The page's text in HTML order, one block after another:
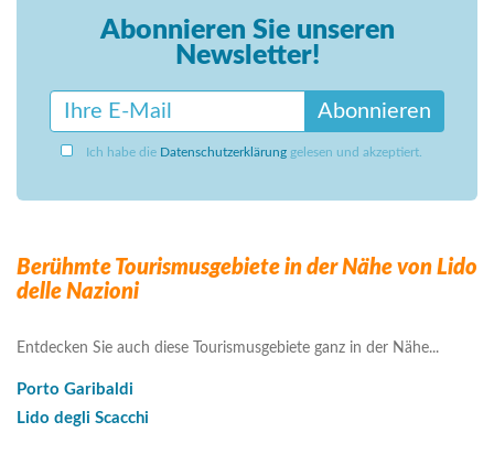
Abonnieren Sie unseren
Newsletter!
Abonnieren
Ich habe die Datenschutzerklärung gelesen und akzeptiert.
Berühmte Tourismusgebiete in der Nähe von Lido
delle Nazioni
Entdecken Sie auch diese Tourismusgebiete ganz in der Nähe...
Porto Garibaldi
Lido degli Scacchi